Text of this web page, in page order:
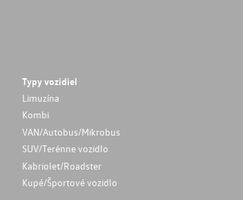
Typy vozidiel
Limuzína
Kombi
VAN/Autobus/Mikrobus
SUV/Terénne vozidlo
Kabriolet/Roadster
Kupé/Športové vozidlo